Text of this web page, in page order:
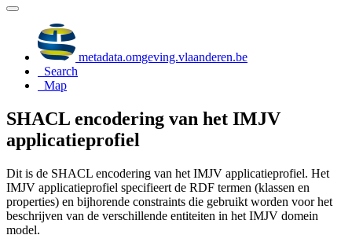
metadata.omgeving.vlaanderen.be
Search
Map
SHACL encodering van het IMJV
applicatieprofiel
Dit is de SHACL encodering van het IMJV applicatieprofiel. Het
IMJV applicatieprofiel specifieert de RDF termen (klassen en
properties) en bijhorende constraints die gebruikt worden voor het
beschrijven van de verschillende entiteiten in het IMJV domein
model.